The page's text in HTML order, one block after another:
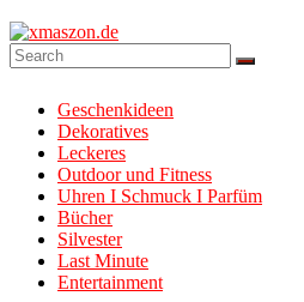
Geschenkideen
Dekoratives
Leckeres
Outdoor und Fitness
Uhren I Schmuck I Parfüm
Bücher
Silvester
Last Minute
Entertainment